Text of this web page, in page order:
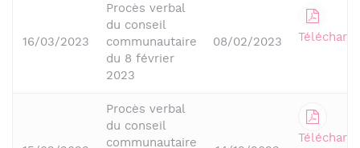
16/03/2023
Procès verbal
du conseil
communautaire
du 8 février
2023
08/02/2023
Procès verbal
du conseil
communautaire